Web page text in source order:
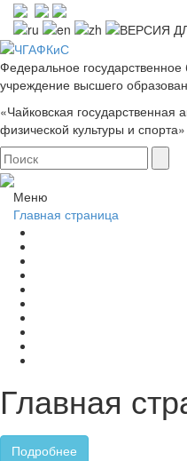
Федеральное
учреждение высшего
«Чайковская государственная
физической культуры и спорта»
Меню
Главная страница
Главная
Подробнее